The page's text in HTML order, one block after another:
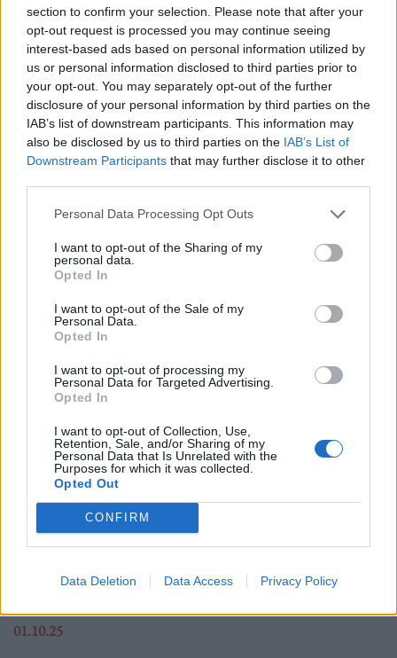
section to confirm your selection. Please note that after your
opt-out request is processed you may continue seeing
interest-based ads based on personal information utilized by
us or personal information disclosed to third parties prior to
your opt-out. You may separately opt-out of the further
disclosure of your personal information by third parties on the
IAB’s list of downstream participants. This information may
also be disclosed by us to third parties on the IAB’s List of
Downstream Participants that may further disclose it to other
Personal Data Processing Opt Outs
I want to opt-out of the Sharing of my
personal data.
Opted In
I want to opt-out of the Sale of my
Personal Data.
Opted In
I want to opt-out of processing my
Personal Data for Targeted Advertising.
Opted In
I want to opt-out of Collection, Use,
Retention, Sale, and/or Sharing of my
Personal Data that Is Unrelated with the
Purposes for which it was collected.
Opted Out
CONFIRM
Data Deletion Data Access Privacy Policy
Ελλάδα
Ώρα να μπερδευτούμε ξανά: Γυρίζουμε τα
ρολόγια μία ώρα πίσω γιατί… έτσι συνηθίσαμε
16.10.25
Την Κυριακή 26 Οκτωβρίου, στις 04:00 τα ξημερώματα, θα
ξαναζήσουμε το πιο παράλογο ευρωπαϊκό ραντεβού με τον
"εξοικονομήσουμε ενέργεια".
Παραλύει η χώρα από τη 24ωρη απεργία
ΓΣΕΕ και ΑΔΕΔΥ ενάντια στο νέο εργασιακό
01.10.25